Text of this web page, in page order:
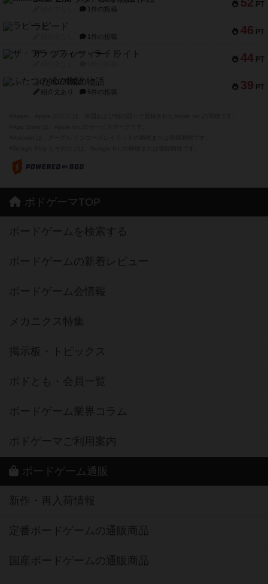
PT
1件の投稿
46 PT
ラピード
1件の投稿
44 PT
ザ・フラッフィー・ライト
39 PT
ふたつの城の物語
紹介文あり 6件の投稿
ボドゲーマTOP
ボードゲームを検索する
ボードゲームの新着レビュー
ボードゲーム会情報
メカニクス特集
掲示板・トピックス
ボドとも・会員一覧
ボードゲーム業界コラム
ボドゲーマご利用案内
ボードゲーム通販
新作・再入荷情報
定番ボードゲームの通販商品
国産ボードゲームの通販商品